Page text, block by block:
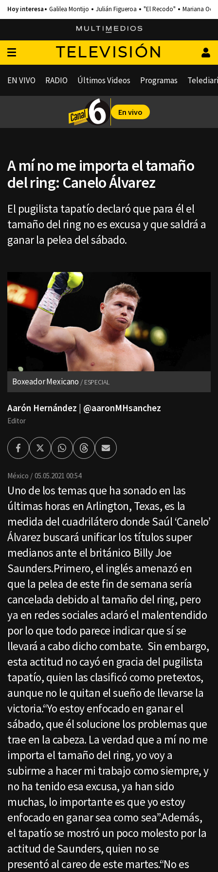
Galilea Montijo Julián Figueroa "El Recodo" Mariana
TELEVISIÓN
EN VIVO RADIO Últimos Videos Programas
En vivo
A mí no me importa el tamaño
del ring: Canelo Álvarez
El pugilista tapatío declaró que para él el
tamaño del ring no es excusa y que saldrá a
ganar la pelea del sábado.
Boxeador Mexicano ESPECIAL
Aarón Hernández | @aaronMHsanchez
Editor
FacebookTwitterWhatsappThreadsEnviar
por
México 05.05.2021 00:54
Uno de los temas que ha sonado en las
últimas horas en Arlington, Texas, es la
medida del cuadrilátero donde Saúl ‘Canelo’
Álvarez buscará unificar los títulos super
medianos ante el británico Billy Joe
Saunders.Primero, el inglés amenazó en
que la pelea de este fin de semana sería
cancelada debido al tamaño del ring, pero
ya en redes sociales aclaró el malentendido
por lo que todo parece indicar que sí se
llevará a cabo dicho combate. Sin embargo,
esta actitud no cayó en gracia del pugilista
tapatío, quien las clasificó como pretextos,
aunque no le quitan el sueño de llevarse la
victoria.“Yo estoy enfocado en ganar el
sábado, que él solucione los problemas que
trae en la cabeza. La verdad que a mí no me
importa el tamaño del ring, yo voy a
subirme a hacer mi trabajo como siempre, y
no ha tenido esa excusa, ya han sido
muchas, lo importante es que yo estoy
enfocado en ganar sea como sea”.Además,
el tapatío se mostró un poco molesto por la
actitud de Saunders, quien no se
presentó al careo de este martes.“No es